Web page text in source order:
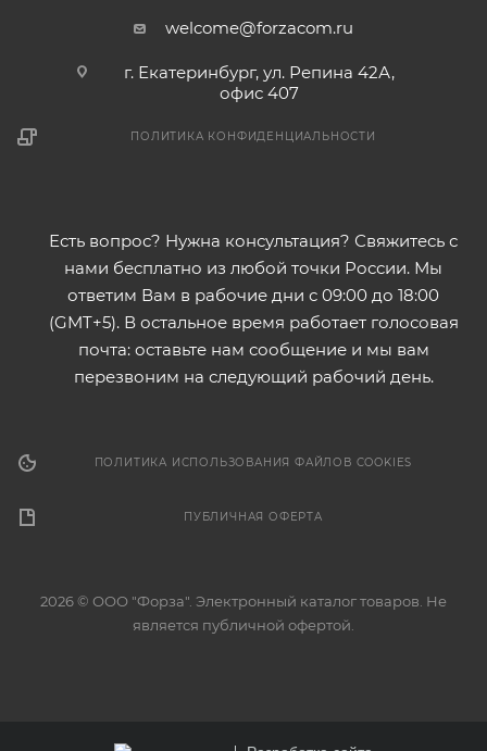
welcome@forzacom.ru
г. Екатеринбург, ул. Репина 42А,
офис 407
ПОЛИТИКА КОНФИДЕНЦИАЛЬНОСТИ
Есть вопрос? Нужна консультация? Свяжитесь с
нами бесплатно из любой точки России. Мы
ответим Вам в рабочие дни с 09:00 до 18:00
(GMT+5). В остальное время работает голосовая
почта: оставьте нам сообщение и мы вам
перезвоним на следующий рабочий день.
ПОЛИТИКА ИСПОЛЬЗОВАНИЯ ФАЙЛОВ COOKIES
ПУБЛИЧНАЯ ОФЕРТА
2026 © ООО "Форза". Электронный каталог товаров. Не
является публичной офертой.